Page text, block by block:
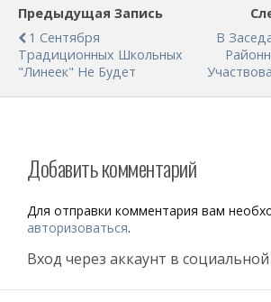
Предыдущая Запись
1 Сентября
Традиционных Школьных
"линеек" Не Будет
В
Добавить комментарий
Для отправки комментария вам
авторизоваться.
Вход через аккаунт в социальной